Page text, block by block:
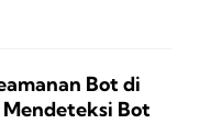
Bot di
Bot